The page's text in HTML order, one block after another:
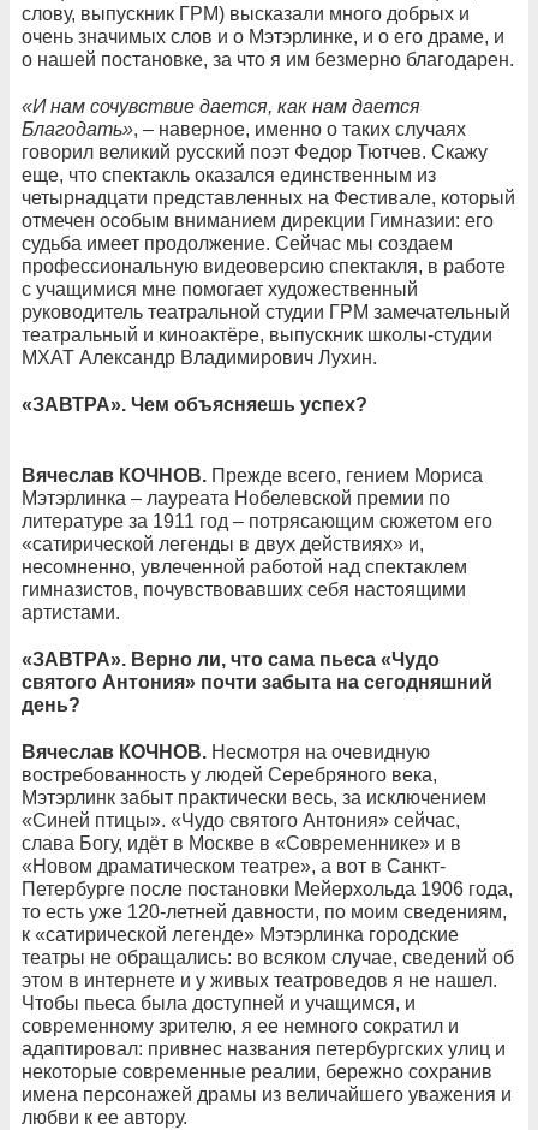
слову, выпускник ГРМ) высказали много добрых и
очень значимых слов и о Мэтэрлинке, и о его драме, и
о нашей постановке, за что я им безмерно благодарен.
«И нам сочувствие дается, как нам дается
Благодать», – наверное, именно о таких случаях
говорил великий русский поэт Федор Тютчев. Скажу
еще, что спектакль оказался единственным из
четырнадцати представленных на Фестивале, который
отмечен особым вниманием дирекции Гимназии: его
судьба имеет продолжение. Сейчас мы создаем
профессиональную видеоверсию спектакля, в работе
с учащимися мне помогает художественный
руководитель театральной студии ГРМ замечательный
театральный и киноактёре, выпускник школы-студии
МХАТ Александр Владимирович Лухин.
«ЗАВТРА». Чем объясняешь успех?
Вячеслав КОЧНОВ. Прежде всего, гением Мориса
Мэтэрлинка – лауреата Нобелевской премии по
литературе за 1911 год – потрясающим сюжетом его
«сатирической легенды в двух действиях» и,
несомненно, увлеченной работой над спектаклем
гимназистов, почувствовавших себя настоящими
артистами.
«ЗАВТРА». Верно ли, что сама пьеса «Чудо
святого Антония» почти забыта на сегодняшний
день?
Вячеслав КОЧНОВ. Несмотря на очевидную
востребованность у людей Серебряного века,
Мэтэрлинк забыт практически весь, за исключением
«Синей птицы». «Чудо святого Антония» сейчас,
слава Богу, идёт в Москве в «Современнике» и в
«Новом драматическом театре», а вот в Санкт-
Петербурге после постановки Мейерхольда 1906 года,
то есть уже 120-летней давности, по моим сведениям,
к «сатирической легенде» Мэтэрлинка городские
театры не обращались: во всяком случае, сведений об
этом в интернете и у живых театроведов я не нашел.
Чтобы пьеса была доступней и учащимся, и
современному зрителю, я ее немного сократил и
адаптировал: привнес названия петербургских улиц и
некоторые современные реалии, бережно сохранив
имена персонажей драмы из величайшего уважения и
любви к ее автору.